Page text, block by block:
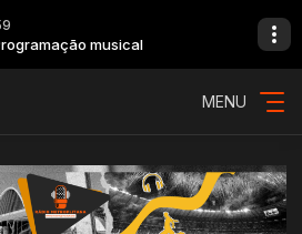
musical
- Show da manhã - Parte 1
MENU